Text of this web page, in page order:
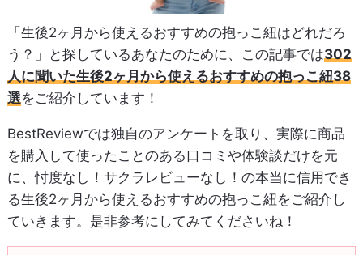
「生後2ヶ月から使えるおすすめの抱っこ紐はどれだろ
う？」と探しているあなたのために、この記事では302
人に聞いた生後2ヶ月から使えるおすすめの抱っこ紐38
選をご紹介しています！
BestReviewでは独自のアンケートを取り、実際に商品
を購入して使ったことのある口コミや体験談だけを元
に、忖度なし！サクラレビューなし！の本当に信用でき
る生後2ヶ月から使えるおすすめの抱っこ紐をご紹介し
ていきます。是非参考にしてみてくださいね！